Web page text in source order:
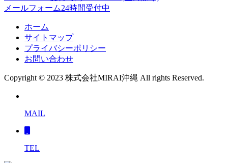
メールフォーム24時間受付中
ホーム
サイトマップ
プライバシーポリシー
お問い合わせ
Copyright © 2023 株式会社MIRAI沖縄 All rights Reserved.
MAIL
TEL